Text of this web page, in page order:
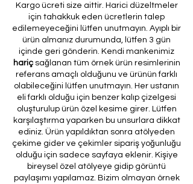
Kargo ücreti size aittir. Harici düzeltmeler
için tahakkuk eden ücretlerin talep
edilemeyeceğini lütfen unutmayın. Ayıplı bir
ürün almanız durumunda, lütfen 3 gün
içinde geri gönderin. Kendi mankenimiz
hariçsağlanan tüm örnek ürün resimlerinin
referans amaçlı olduğunu ve ürünün farklı
olabileceğini lütfen unutmayın. Her ustanın
eli farklı olduğu için benzer kalıp çizelgesi
oluşturulup ürün özel kesime girer. Lütfen
karşılaştırma yaparken bu unsurlara dikkat
ediniz. Ürün yapıldıktan sonra atölyeden
çekime gider ve çekimler sipariş yoğunluğu
olduğu için sadece sayfaya eklenir. Kişiye
bireysel özel atölyeye gidip görüntü
paylaşımı yapılamaz. Bizim olmayan örnek